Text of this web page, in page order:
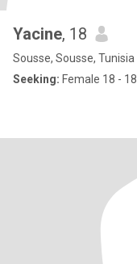
Yacine, 18
Sousse, Sousse, Tunisia
Seeking: Female 18 - 18